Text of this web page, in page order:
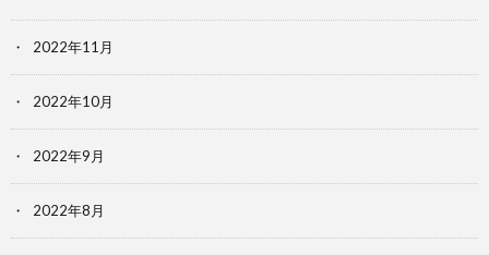
2022年11月
2022年10月
2022年9月
2022年8月